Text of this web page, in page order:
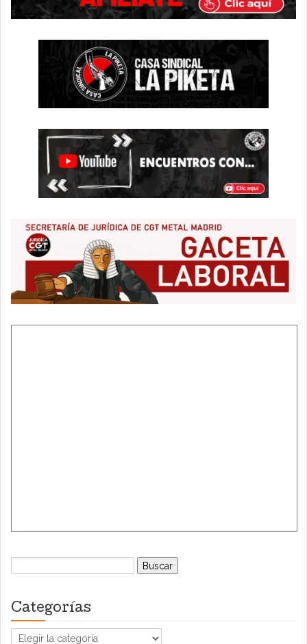
Buscar:
Categorías
Categorías